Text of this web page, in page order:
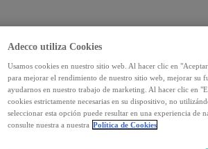
Adecco utiliza Cookies
Usamos cookies en nuestro sitio web. Al hacer clic en
para mejorar el rendimiento de nuestro sitio web, mejorar su
ayudarnos en nuestro trabajo de marketing. Al hacer clic en
cookies estrictamente necesarias en su dispositivo, no
seleccionar esta opción puede resultar en una experiencia de
consulte nuestra a nuestra Política de Cookies